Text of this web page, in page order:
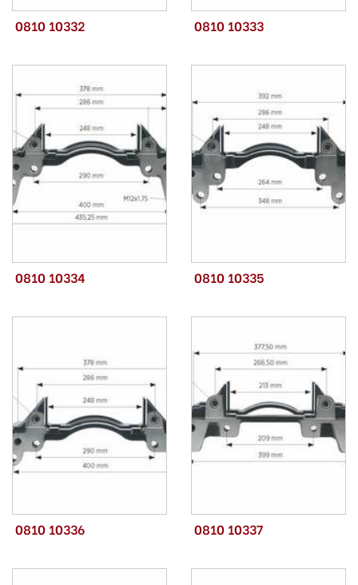
0810 10332 0810 10333
0810 10334 0810 10335
0810 10336 0810 10337